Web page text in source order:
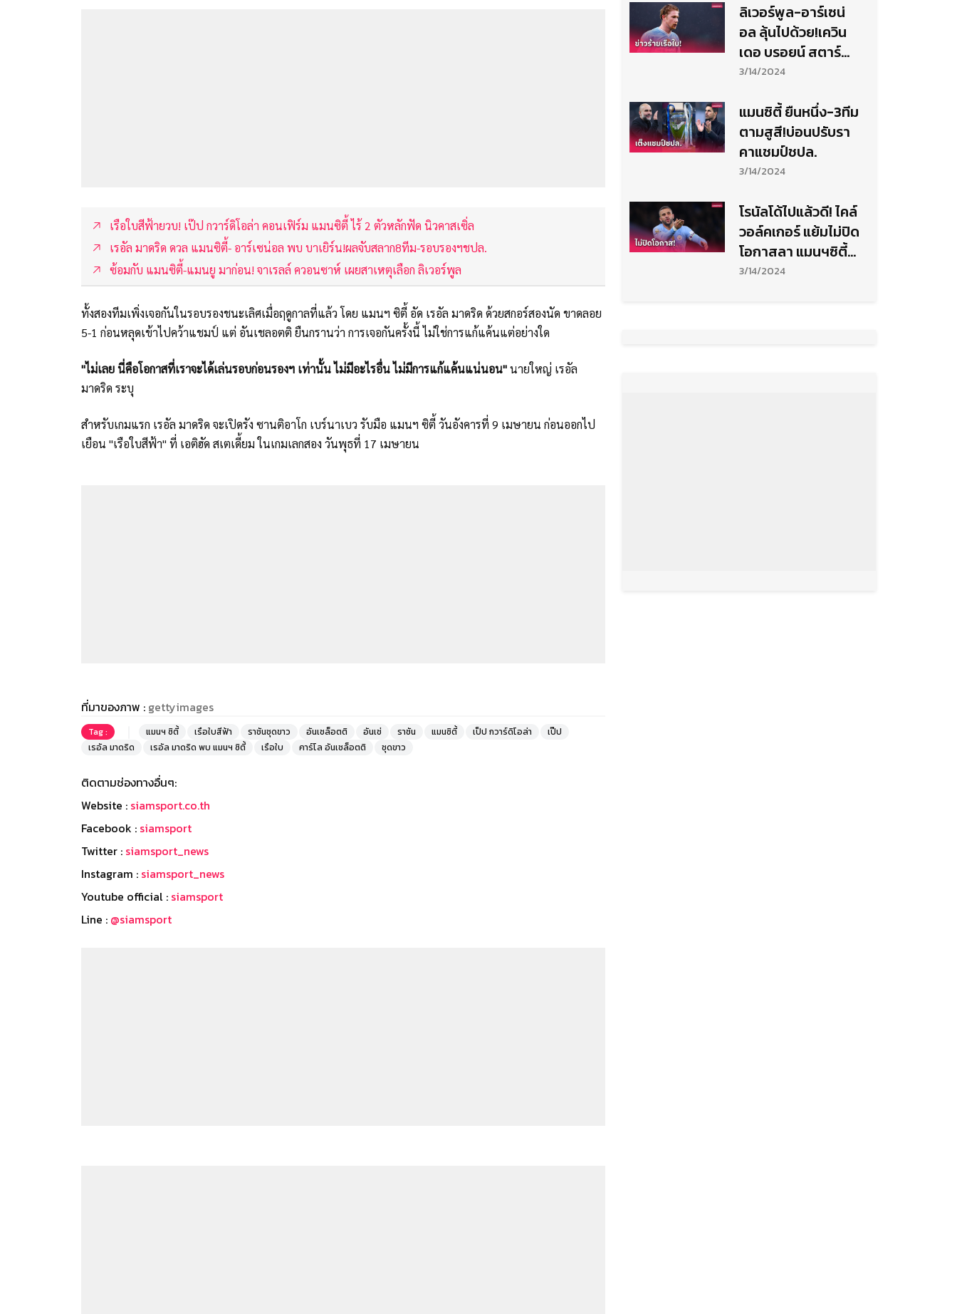
เรือใบสีฟ้ายวบ! เป๊ป กวาร์ดิโอล่า คอนเฟิร์ม แมนซิตี้ ไร้ 2 ตัวหลักฟัด นิวคาสเซิ่ล
เรอัล มาดริด ดวล แมนซิตี้- อาร์เซน่อล พบ บาเยิร์น!ผลจับสลาก8ทีม-รอบรองฯชปล.
ซ้อมกับ แมนซิตี้-แมนยู มาก่อน! จาเรลล์ ควอนซาห์ เผยสาเหตุเลือก ลิเวอร์พูล
ทั้งสองทีมเพิ่งเจอกันในรอบรองชนะเลิศเมื่อฤดูกาลที่แล้ว โดย แมนฯ ซิตี้ อัด เรอัล มาดริด ด้วยสกอร์สองนัด ขาดลอย
5-1 ก่อนหลุดเข้าไปคว้าแชมป์ แต่ อันเชลอตติ ยืนกรานว่า การเจอกันครั้งนี้ ไม่ใช่การแก้แค้นแต่อย่างใด
"ไม่เลย นี่คือโอกาสที่เราจะได้เล่นรอบก่อนรองฯ เท่านั้น ไม่มีอะไรอื่น ไม่มีการแก้แค้นแน่นอน"นายใหญ่ เรอัล
มาดริด ระบุ
สำหรับเกมแรก เรอัล มาดริด จะเปิดรัง ซานติอาโก เบร์นาเบว รับมือ แมนฯ ซิตี้ วันอังคารที่ 9 เมษายน ก่อนออกไป
เยือน "เรือใบสีฟ้า" ที่ เอติฮัด สเตเดี้ยม ในเกมเลกสอง วันพุธที่ 17 เมษายน
ที่มาของภาพ : gettyimages
Tag : แมนฯ ซิตี้ เรือใบสีฟ้า ราชันชุดขาว อันเชล็อตติ อันเช่ ราชัน แมนซิตี้ เป็ป กวาร์ดิโอล่า
เป๊ป
เรอัล มาดริด
เรอัล มาดริด พบ แมนฯ ซิตี้ เรือใบ คาร์โล อันเชล็อตติ ชุดขาว
ติดตามช่องทางอื่นๆ:
Website : siamsport.co.th
Facebook : siamsport
Twitter : siamsport_news
Instagram : siamsport_news
Youtube official : siamsport
Line : @siamsport
ลิเวอร์พูล-อาร์เซน่
อล ลุ้นไปด้วย!เควิน
เดอ บรอยน์ สตาร์
แมนซิตี้ เจ็บอีกแล้ว
3/14/2024
แมนซิตี้ ยืนหนึ่ง-3ทีม
ตามสูสี!บ่อนปรับรา
คาแชมป์ชปล.
3/14/2024
โรนัลโด้ไปแล้วดี! ไคล์
วอล์คเกอร์ แย้มไม่ปิด
โอกาสลา แมนฯซิตี้
ซบลีกซาอุ
3/14/2024